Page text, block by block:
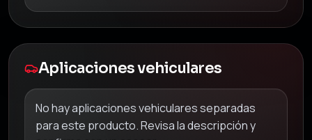
Aplicaciones vehiculares
No hay aplicaciones vehiculares separadas
para este producto. Revisa la descripción y